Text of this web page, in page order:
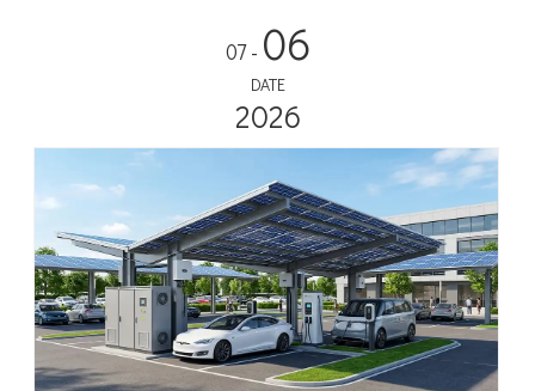
06
- 07
DATE
2026